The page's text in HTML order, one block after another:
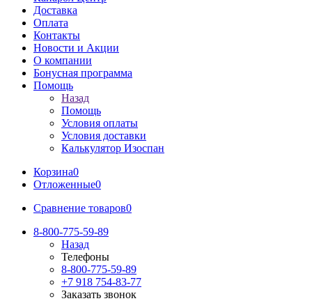
Доставка
Оплата
Контакты
Новости и Акции
О компании
Бонусная программа
Помощь
Назад
Помощь
Условия оплаты
Условия доставки
Калькулятор Изоспан
Корзина0
Отложенные0
Сравнение товаров0
8-800-775-59-89
Назад
Телефоны
8-800-775-59-89
+7 918 754-83-77
Заказать звонок